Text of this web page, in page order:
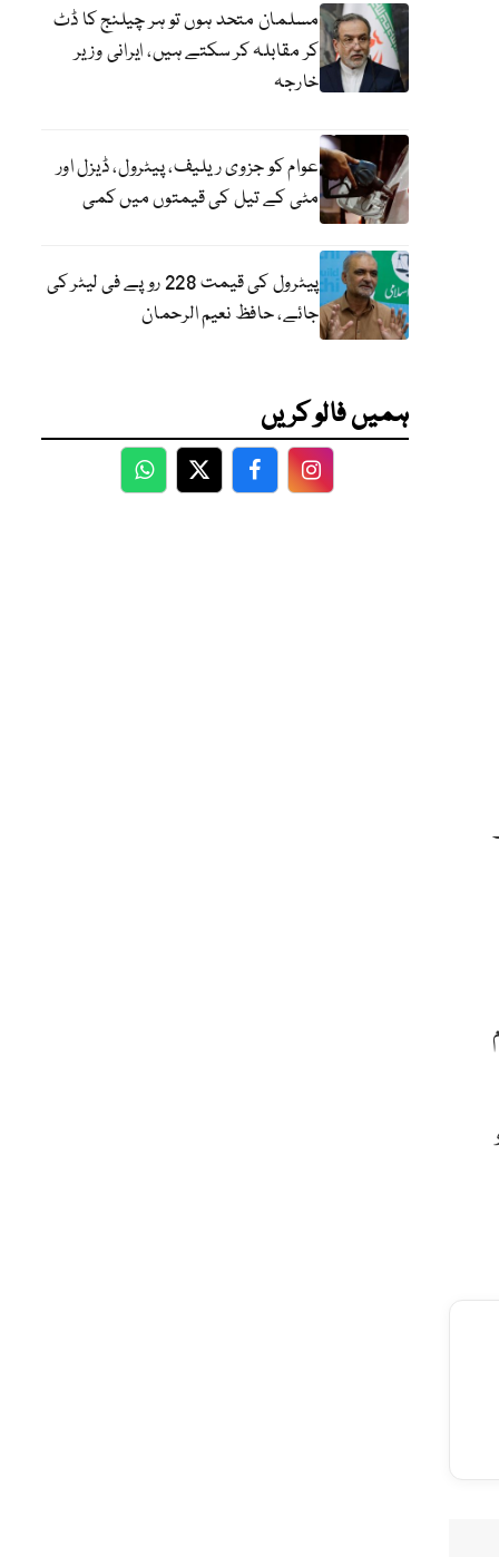
مسلمان متحد ہوں تو ہر چیلنج کا ڈٹ
کر مقابلہ کر سکتے ہیں، ایرانی وزیر
خارجہ
عوام کو جزوی ریلیف، پیٹرول، ڈیزل اور
مٹی کے تیل کی قیمتوں میں کمی
پیٹرول کی قیمت 228 روپے فی لیٹر کی
جائے، حافظ نعیم الرحمان
ہمیں فالو کریں
WhatsApp
TwitterFacebookFacebook